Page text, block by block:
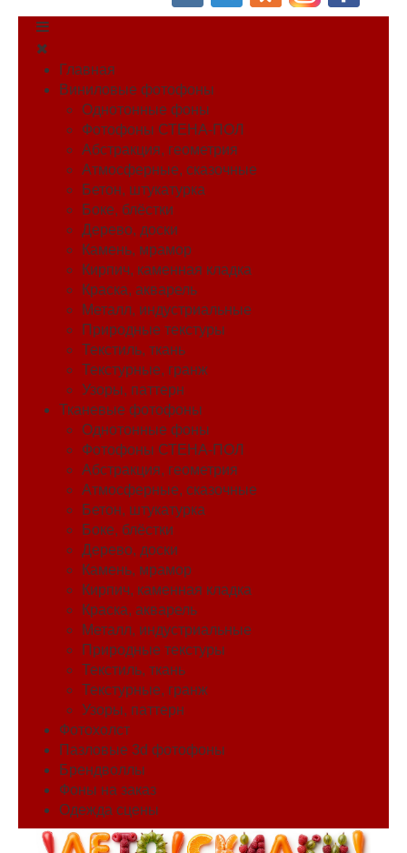
Главная
Виниловые фотофоны
Однотонные фоны
Фотофоны СТЕНА-ПОЛ
Абстракция, геометрия
Атмосферные, сказочные
Бетон, штукатурка
Боке, блёстки
Дерево, доски
Камень, мрамор
Кирпич, каменная кладка
Краска, акварель
Металл, индустриальные
Природные текстуры
Текстиль, ткань
Текстурные, гранж
Узоры, паттерн
Тканевые фотофоны
Однотонные фоны
Фотофоны СТЕНА-ПОЛ
Абстракция, геометрия
Атмосферные, сказочные
Бетон, штукатурка
Боке, блёстки
Дерево, доски
Камень, мрамор
Кирпич, каменная кладка
Краска, акварель
Металл, индустриальные
Природные текстуры
Текстиль, ткань
Текстурные, гранж
Узоры, паттерн
Фотохолст
Пазловые 3d фотофоны
Брендволлы
Фоны на заказ
Одежда сцены